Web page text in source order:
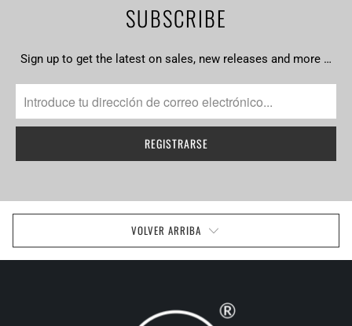
SUBSCRIBE
Sign up to get the latest on sales, new releases and more …
VOLVER ARRIBA